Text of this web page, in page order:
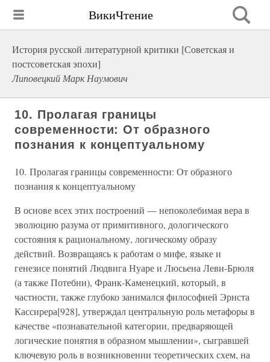
ВикиЧтение
История русской литературной критики [Советская и
постсоветская эпохи]
Липовецкий Марк Наумович
10. Пролагая границы
современности: От образного
познания к концептуальному
10. Пролагая границы современности: От образного
познания к концептуальному
В основе всех этих построений — непоколебимая вера в
эволюцию разума от примитивного, дологического
состояния к рациональному, логическому образу
действий. Возвращаясь к работам о мифе, языке и
генезисе понятий Людвига Нуаре и Люсьена Леви-Брюля
(а также Потебни), Франк-Каменецкий, который, в
частности, также глубоко занимался философией Эрнста
Кассирера[928], утверждал центральную роль метафоры в
качестве «познавательной категории, предваряющей
логические понятия в образном мышлении», сыгравшей
ключевую роль в возникновении теоретических схем, на